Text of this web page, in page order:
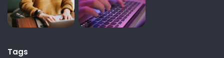
Tags